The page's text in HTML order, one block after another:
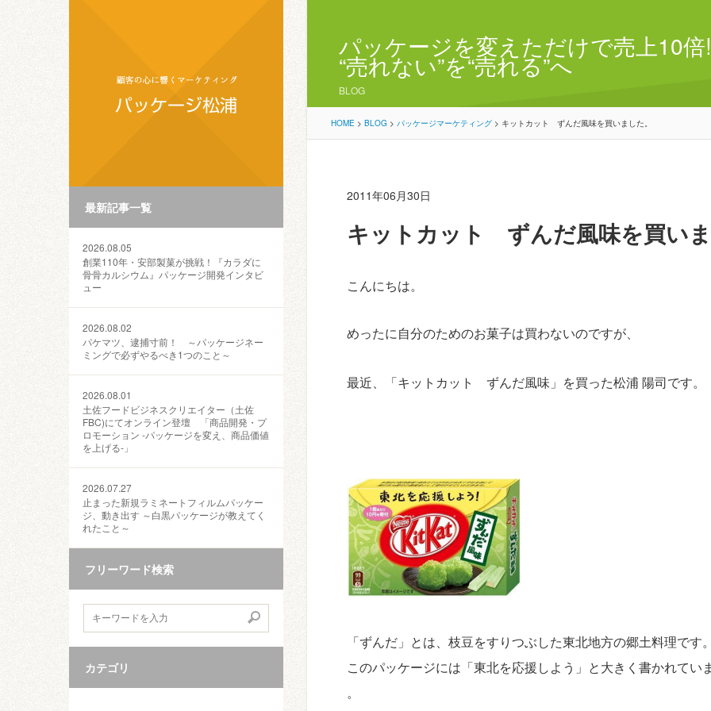
最新記事一覧
2026.08.05
創業110年・安部製菓が挑戦！『カラダに
骨骨カルシウム』パッケージ開発インタビ
ュー
2026.08.02
パケマツ、逮捕寸前！ ～パッケージネー
ミングで必ずやるべき1つのこと～
2026.08.01
土佐フードビジネスクリエイター（土佐
FBC)にてオンライン登壇 「商品開発・プ
ロモーション ‐パッケージを変え、商品価値
を上げる‐」
2026.07.27
止まった新規ラミネートフィルムパッケー
ジ、動き出す ～白黒パッケージが教えてく
れたこと～
フリーワード検索
カテゴリ
パッケージを変えただけで売上10
“売れない”を“売れる”へ
BLOG
HOME > BLOG > パッケージマーケティング > キットカット ずんだ風味を買いました。
2011年06月30日
キットカット ずんだ風味を買い
こんにちは。
めったに自分のためのお菓子は買わないのですが、
最近、「キットカット ずんだ風味」を買った松浦 陽司です。
「ずんだ」とは、枝豆をすりつぶした東北地方の郷土料理です
このパッケージには「東北を応援しよう」と大きく書かれてい
。